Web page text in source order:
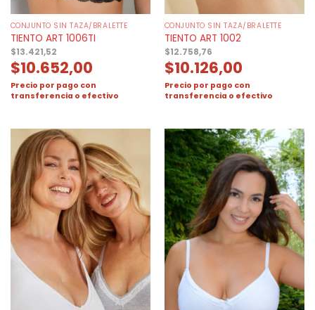
CONJUNTO SIN TAZA/BRALETTE
TIENTO ART 1006TI
$13.421,52
$10.652,00
Precio por pago con
transferencia o efectivo
CONJUNTO SIN TAZA/BRALETTE
TIENTO ART 1002
$12.758,76
$10.126,00
Precio por pago con
transferencia o efectivo